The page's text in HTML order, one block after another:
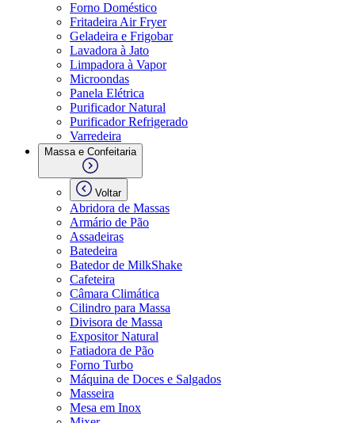
Forno Doméstico
Fritadeira Air Fryer
Geladeira e Frigobar
Lavadora à Jato
Limpadora à Vapor
Microondas
Panela Elétrica
Purificador Natural
Purificador Refrigerado
Varredeira
Massa e Confeitaria
Voltar
Abridora de Massas
Armário de Pão
Assadeiras
Batedeira
Batedor de MilkShake
Cafeteira
Câmara Climática
Cilindro para Massa
Divisora de Massa
Expositor Natural
Fatiadora de Pão
Forno Turbo
Máquina de Doces e Salgados
Masseira
Mesa em Inox